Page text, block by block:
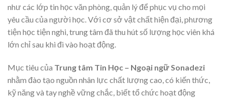
như các lớp tin học văn phòng, quản lý để phục vụ cho mọi
yêu cầu của người học. Với cơ sở vật chất hiện đại, phương
tiện học tiện nghi, trung tâm đã thu hút số lượng học viên khá
lớn chỉ sau khi đi vào hoạt động.
Mục tiêu của Trung tâm Tin Học – Ngoại ngữ Sonadezi
nhằm đào tạo nguồn nhân lực chất lượng cao, có kiến thức,
kỹ năng và tay nghề vững chắc, biết tổ chức hoạt động